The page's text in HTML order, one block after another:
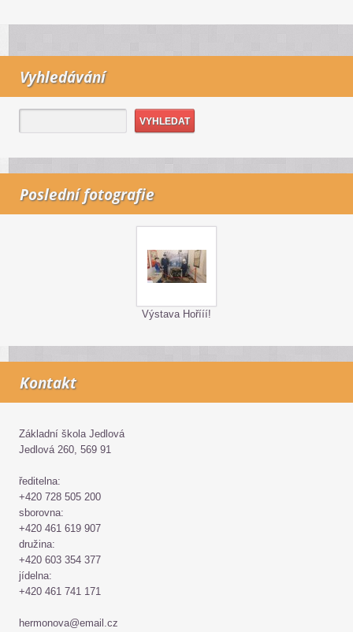
Vyhledávání
Poslední fotografie
Výstava Hořííí!
Kontakt
Základní škola Jedlová
Jedlová 260, 569 91
ředitelna:
+420 728 505 200
sborovna:
+420 461 619 907
družina:
+420 603 354 377
jídelna:
+420 461 741 171
hermonova@email.cz